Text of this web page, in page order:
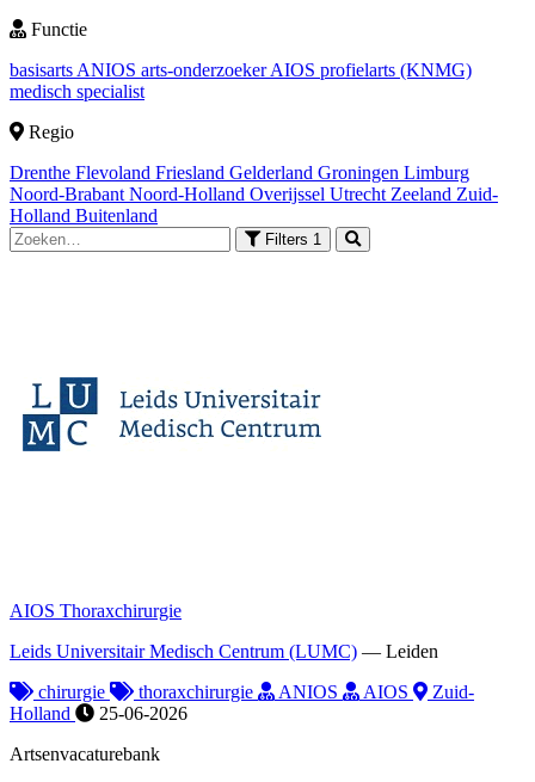
Functie
basisarts ANIOS arts-onderzoekerAIOS profielarts (KNMG)
medisch specialist
Regio
Drenthe Flevoland Friesland Gelderland Groningen Limburg
Noord-Brabant Noord-Holland Overijssel Utrecht Zeeland Zuid-
Holland Buitenland
Filters 1
AIOS Thoraxchirurgie
Leids Universitair Medisch Centrum (LUMC) — Leiden
chirurgie
thoraxchirurgie ANIOS AIOS
Zuid-
Holland
25-06-2026
Artsenvacaturebank